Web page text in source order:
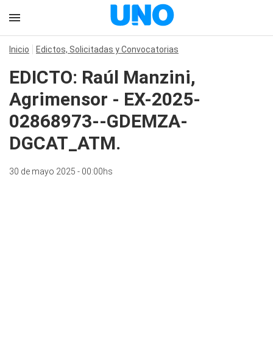
Inicio Edictos, Solicitadas y Convocatorias
EDICTO: Raúl Manzini,
Agrimensor - EX-2025-
02868973--GDEMZA-
DGCAT_ATM.
30 de mayo 2025 - 00:00hs